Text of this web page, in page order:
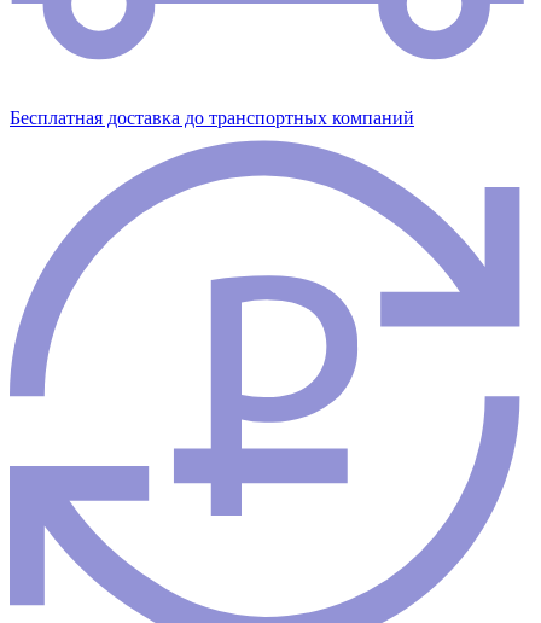
Бесплатная доставка до транспортных компаний